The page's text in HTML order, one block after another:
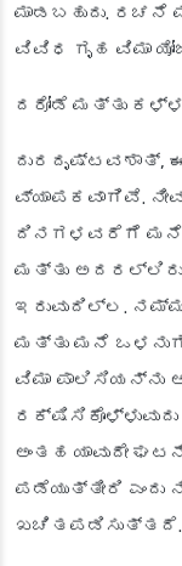
ಮಾಡಬಹುದು.
ವಿವಿಧ ಗೃಹ ವಿಮಾ
ದರೋಡೆ ಮತ್ತು
ದುರದೃಷ್ಟವಶಾತ್,
ವ್ಯಾಪಕವಾಗಿವೆ.
ದಿನಗಳವರೆಗೆ
ಮತ್ತು
ಇರುವುದಿಲ್ಲ.
ಮತ್ತು ಮನೆ
ವಿಮಾ ಪಾಲಿಸಿಯನ್ನು
ಅಂತಹ ಯಾವುದೇ
ಪಡೆಯುತ್ತೀರಿ
ಖಚಿತಪಡಿಸುತ್ತದೆ.